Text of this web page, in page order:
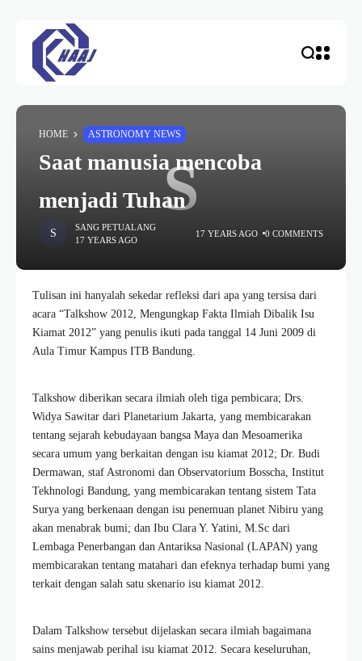
S
HOME ASTRONOMY NEWS
Saat manusia mencoba
menjadi Tuhan
SANG PETUALANG
17 YEARS AGO
17 YEARS AGO 0 COMMENTS
Tulisan ini hanyalah sekedar refleksi dari apa yang tersisa dari
acara “Talkshow 2012, Mengungkap Fakta Ilmiah Dibalik Isu
Kiamat 2012” yang penulis ikuti pada tanggal 14 Juni 2009 di
Aula Timur Kampus ITB Bandung.
Talkshow diberikan secara ilmiah oleh tiga pembicara; Drs.
Widya Sawitar dari Planetarium Jakarta, yang membicarakan
tentang sejarah kebudayaan bangsa Maya dan Mesoamerika
secara umum yang berkaitan dengan isu kiamat 2012; Dr. Budi
Dermawan, staf Astronomi dan Observatorium Bosscha, Institut
Tekhnologi Bandung, yang membicarakan tentang sistem Tata
Surya yang berkenaan dengan isu penemuan planet Nibiru yang
akan menabrak bumi; dan Ibu Clara Y. Yatini, M.Sc dari
Lembaga Penerbangan dan Antariksa Nasional (LAPAN) yang
membicarakan tentang matahari dan efeknya terhadap bumi yang
terkait dengan salah satu skenario isu kiamat 2012.
Dalam Talkshow tersebut dijelaskan secara ilmiah bagaimana
sains menjawab perihal isu kiamat 2012. Secara keseluruhan,